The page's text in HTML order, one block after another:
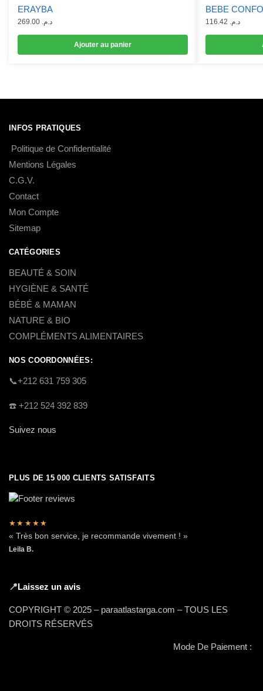
ERAYBA
د.م.
Ajouter au panier
BEBE
د.م.
INFOS PRATIQUES
Politique de Confidentialité
Mentions Légales
C.G.V.
Contact
Mon Compte
Sitemap
CATÉGORIES
BEAUTÉ & SOIN
HYGIÈNE & SANTÉ
BÉBÉ & MAMAN
NATURE & BIO
COMPLÉMENTS ALIMENTAIRES
NOS COORDONNÉES:
​📞+212 631 759 305
☎️​ +212 524 392 839
Suivez nous
PLUS DE 15 000 CLIENTS SATISFAITS
★★★★★
« Très bon service, je recommande vivement ! »
Leila B.
📍Laissez un avis
COPYRIGHT © 2025 – paraatlastarga.com – TOUS LES
DROITS RÉSERVÉS
Mode De Paiement :